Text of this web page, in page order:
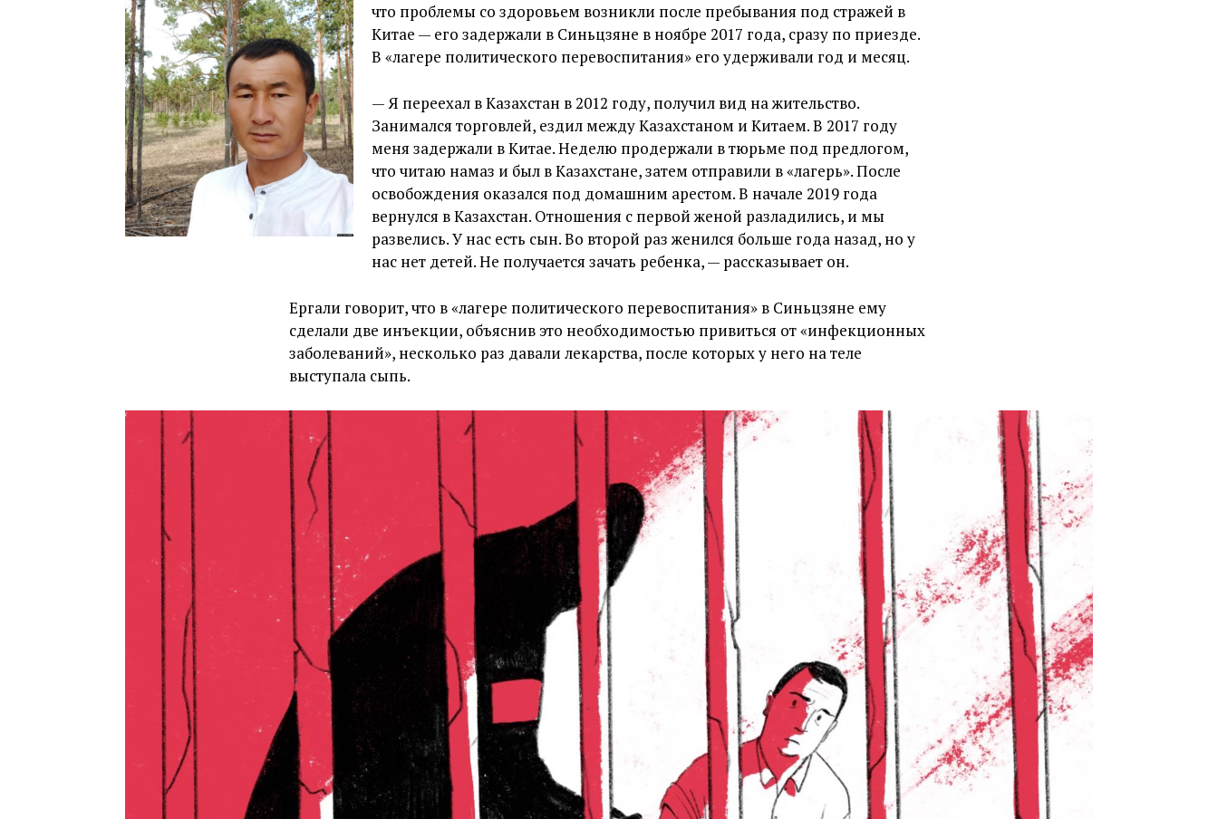
что проблемы со здоровьем возникли после пребывания под стражей в
Китае — его задержали в Синьцзяне в ноябре 2017 года, сразу по приезде.
В «лагере политического перевоспитания» его удерживали год и месяц.
— Я переехал в Казахстан в 2012 году, получил вид на жительство.
Занимался торговлей, ездил между Казахстаном и Китаем. В 2017 году
меня задержали в Китае. Неделю продержали в тюрьме под предлогом,
что читаю намаз и был в Казахстане, затем отправили в «лагерь». После
освобождения оказался под домашним арестом. В начале 2019 года
вернулся в Казахстан. Отношения с первой женой разладились, и мы
развелись. У нас есть сын. Во второй раз женился больше года назад, но у
нас нет детей. Не получается зачать ребенка, — рассказывает он.
Ергали говорит, что в «лагере политического перевоспитания» в Синьцзяне ему
сделали две инъекции, объяснив это необходимостью привиться от «инфекционных
заболеваний», несколько раз давали лекарства, после которых у него на теле
выступала сыпь.